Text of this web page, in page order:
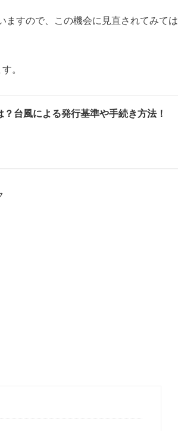
ますので、この機会に見直されてみては
。
台風による発行基準や手続き方法！